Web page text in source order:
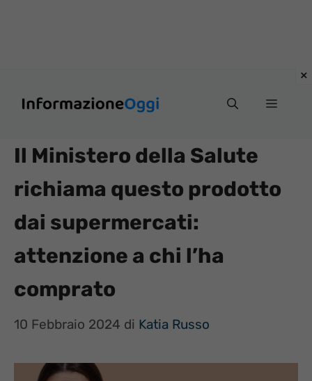
Menu
Il Ministero della Salute
richiama questo prodotto
dai supermercati:
attenzione a chi l’ha
comprato
10 Febbraio 2024 di Katia Russo